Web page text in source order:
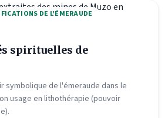
DE L'ÉMERAUDE
spirituelles de
symbolique de l'émeraude dans le
usage en lithothérapie (pouvoir